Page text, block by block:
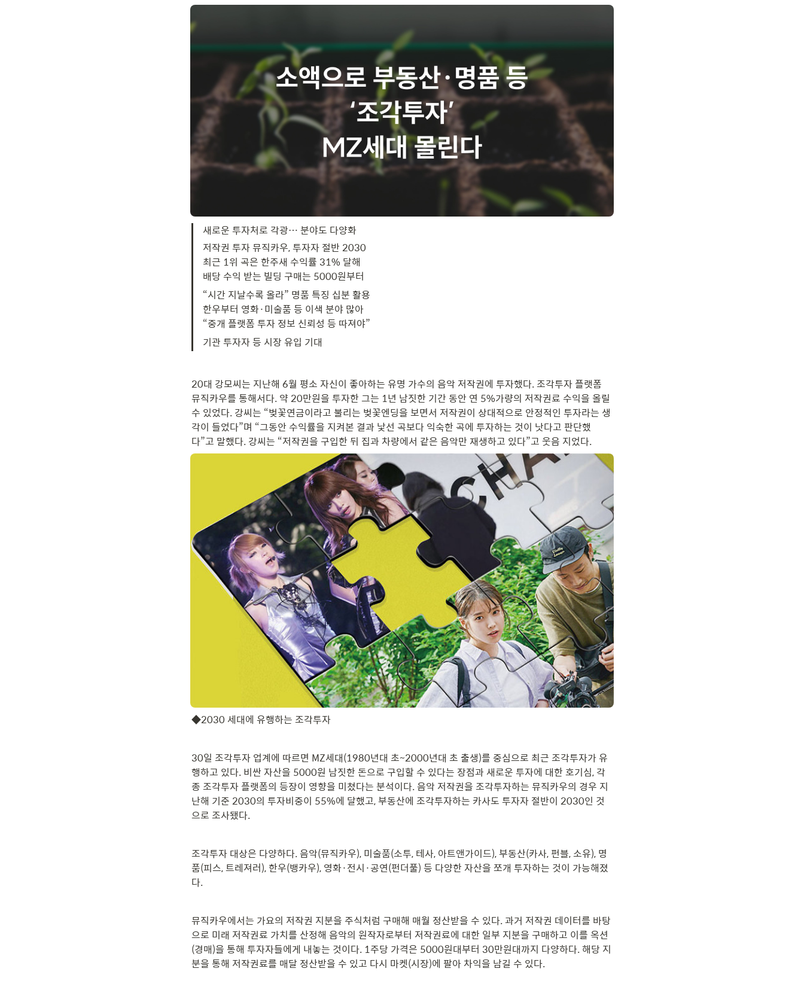
새로운 투자처로 각광… 분야도 다양화
저작권 투자 뮤직카우, 투자자 절반 2030
최근 1위 곡은 한주새 수익률 31% 달해
배당 수익 받는 빌딩 구매는 5000원부터
“시간 지날수록 올라” 명품 특징 십분 활용
한우부터 영화·미술품 등 이색 분야 많아
“중개 플랫폼 투자 정보 신뢰성 등 따져야”
기관 투자자 등 시장 유입 기대
20대 강모씨는 지난해 6월 평소 자신이 좋아하는 유명 가수의 음악 저작권에 투자했다. 조각투자 플랫폼
뮤직카우를 통해서다. 약 20만원을 투자한 그는 1년 남짓한 기간 동안 연 5%가량의 저작권료 수익을 올릴
수 있었다. 강씨는 “벚꽃연금이라고 불리는 벚꽃엔딩을 보면서 저작권이 상대적으로 안정적인 투자라는 생
각이 들었다”며 “그동안 수익률을 지켜본 결과 낯선 곡보다 익숙한 곡에 투자하는 것이 낫다고 판단했
다”고 말했다. 강씨는 “저작권을 구입한 뒤 집과 차량에서 같은 음악만 재생하고 있다”고 웃음 지었다.
◆2030 세대에 유행하는 조각투자
30일 조각투자 업계에 따르면 MZ세대(1980년대 초~2000년대 초 출생)를 중심으로 최근 조각투자가 유
행하고 있다. 비싼 자산을 5000원 남짓한 돈으로 구입할 수 있다는 장점과 새로운 투자에 대한 호기심, 각
종 조각투자 플랫폼의 등장이 영향을 미쳤다는 분석이다. 음악 저작권을 조각투자하는 뮤직카우의 경우 지
난해 기준 2030의 투자비중이 55%에 달했고, 부동산에 조각투자하는 카사도 투자자 절반이 2030인 것
으로 조사됐다.
조각투자 대상은 다양하다. 음악(뮤직카우), 미술품(소투, 테사, 아트앤가이드), 부동산(카사, 펀블, 소유), 명
품(피스, 트레져러), 한우(뱅카우), 영화·전시·공연(펀더풀) 등 다양한 자산을 쪼개 투자하는 것이 가능해졌
다.
뮤직카우에서는 가요의 저작권 지분을 주식처럼 구매해 매월 정산받을 수 있다. 과거 저작권 데이터를 바탕
으로 미래 저작권료 가치를 산정해 음악의 원작자로부터 저작권료에 대한 일부 지분을 구매하고 이를 옥션
(경매)을 통해 투자자들에게 내놓는 것이다. 1주당 가격은 5000원대부터 30만원대까지 다양하다. 해당 지
분을 통해 저작권료를 매달 정산받을 수 있고 다시 마켓(시장)에 팔아 차익을 남길 수 있다.